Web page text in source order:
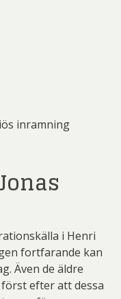
inramning
i Henri
fortfarande kan
Även de äldre
efter att dessa